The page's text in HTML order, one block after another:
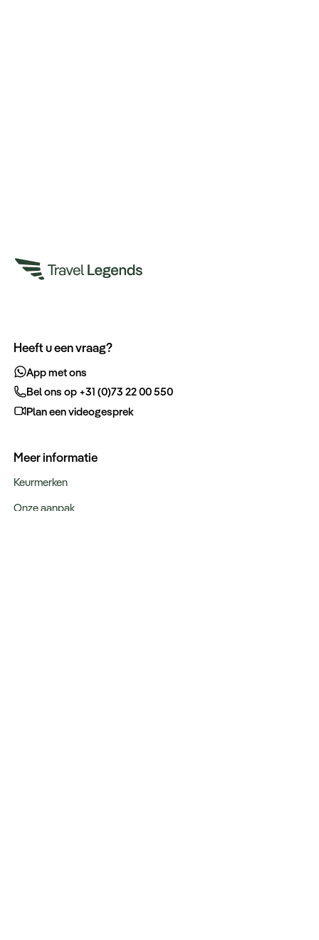
Heeft u een vraag?
App met ons
Bel ons op +31 (0)73 22 00 550
Plan een videogesprek
Meer informatie
Keurmerken
Onze aanpak